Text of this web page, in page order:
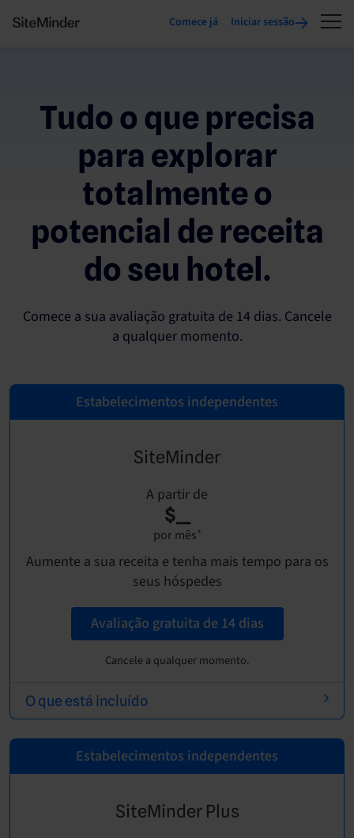
Comece já Iniciar sessão
Tudo o que precisa
para explorar
totalmente o
potencial de receita
do seu hotel.
Comece a sua avaliação gratuita de 14 dias. Cancele
a qualquer momento.
Estabelecimentos independentes
SiteMinder
A partir de
$__
por mês+
Aumente a sua receita e tenha mais tempo para os
seus hóspedes
Avaliação gratuita de 14 dias
Cancele a qualquer momento.
O que está incluído
Estabelecimentos independentes
SiteMinder Plus